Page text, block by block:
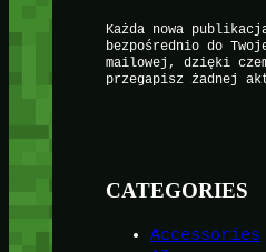
Każda nowa
bezpośrednio do
mailowej, dzięki
przegapisz żadnej
CATEGORIES
Accessories